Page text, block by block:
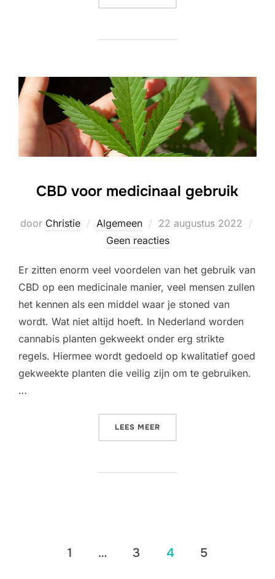
CBD voor medicinaal gebruik
door Christie Algemeen
Geplaatst
op
22 augustus 2022
Geen reacties
Er zitten enorm veel voordelen van het gebruik van
CBD op een medicinale manier, veel mensen zullen
het kennen als een middel waar je stoned van
wordt. Wat niet altijd hoeft. In Nederland worden
cannabis planten gekweekt onder erg strikte
regels. Hiermee wordt gedoeld op kwalitatief goed
gekweekte planten die veilig zijn om te gebruiken.
…
LEES MEER
Berichten
1 … 3 4 5